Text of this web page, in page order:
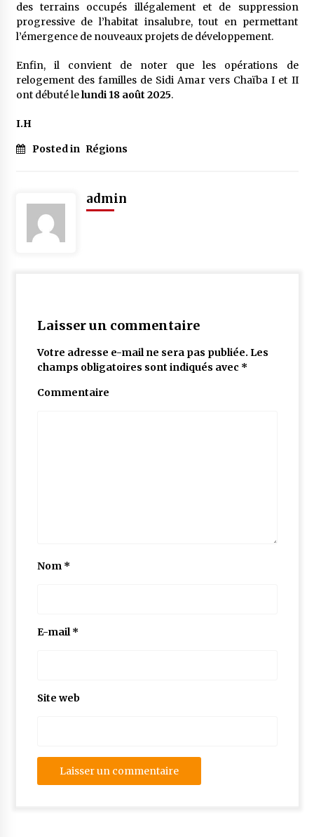
des terrains occupés illégalement et de suppression
progressive de l’habitat insalubre, tout en permettant
l’émergence de nouveaux projets de développement.
Enfin, il convient de noter que les opérations de
relogement des familles de Sidi Amar vers Chaïba I et II
ont débuté lelundi 18 août 2025.
I.H
Posted in Régions
admin
Laisser un commentaire
Votre adresse e-mail ne sera pas publiée. Les
champs obligatoires sont indiqués avec *
Commentaire
Nom *
E-mail*
Site web